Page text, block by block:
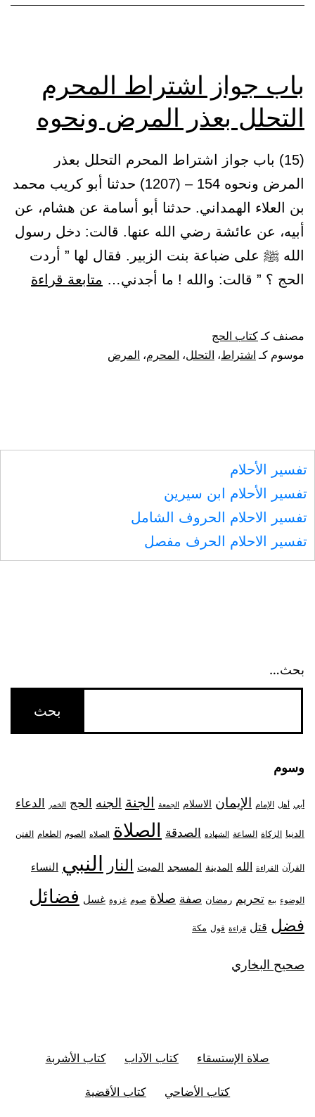
باب جواز اشتراط المحرم
التحلل بعذر المرض ونحوه
(15) باب جواز اشتراط المحرم التحلل بعذر
المرض ونحوه 154 – (1207) حدثنا أبو كريب محمد
بن العلاء الهمداني. حدثنا أبو أسامة عن هشام، عن
أبيه، عن عائشة رضي الله عنها. قالت: دخل رسول
الله ﷺ على ضباعة بنت الزبير. فقال لها ” أردت
الحج ؟ ” قالت: والله ! ما أجدني… متابعة قراءة
مصنف كـ كتاب الحج
موسوم كـ اشتراط، التحلل، المحرم، المرض
تفسير الأحلام
تفسير الأحلام ابن سيرين
تفسير الاحلام الحروف الشامل
تفسير الاحلام الحرف مفصل
بحث…
وسوم
أبي أهل الإمام الإيمان الاسلام الجمعة الجنة الجنه الحج الخمر الدعاء
الدنيا الزكاة الساعة الشهاده الصدقة الصلاة الصلاه الصوم الطعام الفتن
القرآن القراءة الله المدينة المسجد الميت النار النبي النساء
الوضوء بيع تحريم رمضان صفة صلاة صوم غزوة غسل فضائل
فضل قتل قراءة قول مكة
صحيح البخاري
صلاة الإستسقاء كتاب الآداب كتاب الأشربة
كتاب الأضاحي كتاب الأقضية